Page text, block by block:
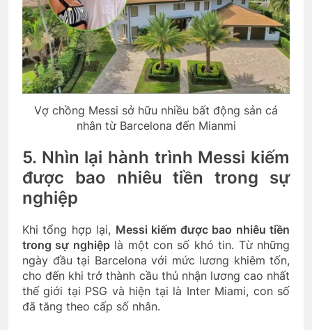
Vợ chồng Messi sở hữu nhiều bất động sản cá
nhân từ Barcelona đến Mianmi
5. Nhìn lại hành trình Messi kiếm
được bao nhiêu tiền trong sự
nghiệp
Khi tổng hợp lại, Messi kiếm được bao nhiêu tiền
trong sự nghiệplà một con số khó tin. Từ những
ngày đầu tại Barcelona với mức lương khiêm tốn,
cho đến khi trở thành cầu thủ nhận lương cao nhất
thế giới tại PSG và hiện tại là Inter Miami, con số
đã tăng theo cấp số nhân.